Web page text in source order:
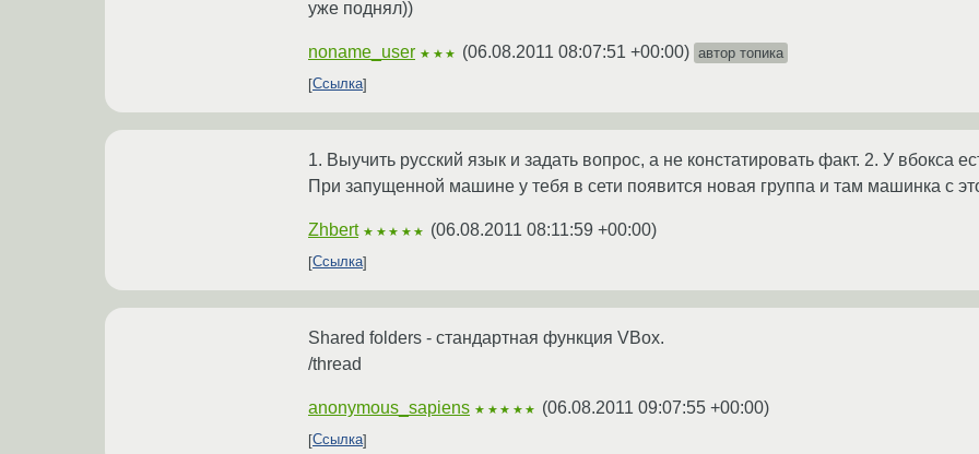
уже поднял))
noname_user ★★★ (06.08.2011 08:07:51 +00:00) автор топика
Ссылка
1. Выучить русский язык и задать вопрос, а не констатировать факт. 2. У вбокса
При запущенной машине у тебя в сети появится новая группа и там машинка с
Zhbert ★★★★★ (06.08.2011 08:11:59 +00:00)
Ссылка
Shared folders - стандартная функция VBox.
/thread
anonymous_sapiens ★★★★★ (06.08.2011 09:07:55 +00:00)
Ссылка